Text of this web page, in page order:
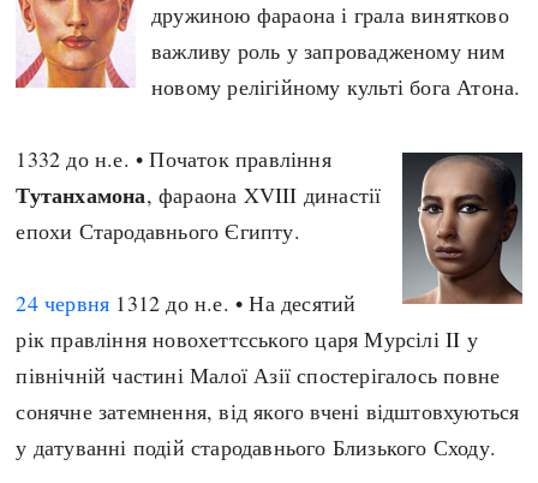
Європа
Автори
done
дружиною фараона і грала винятково
важливу роль у запровадженому ним
новому релігійному культі бога Атона.
1332 до н.е. • Початок правління
Тутанхамона, фараона XVIII династії
епохи Стародавнього Єгипту.
24 червня 1312 до н.е. • На десятий
рік правління новохеттсського царя Мурсілі II у
північній частині Малої Азії спостерігалось повне
сонячне затемнення, від якого вчені відштовхуються
у датуванні подій стародавнього Близького Сходу.